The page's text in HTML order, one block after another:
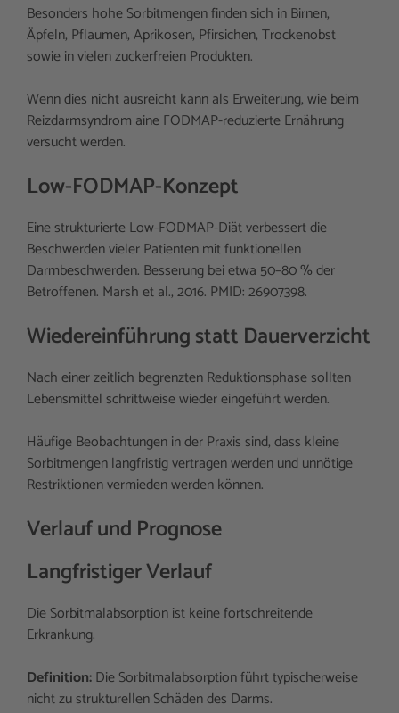
Besonders hohe Sorbitmengen finden sich in Birnen,
Äpfeln, Pflaumen, Aprikosen, Pfirsichen, Trockenobst
sowie in vielen zuckerfreien Produkten.
Wenn dies nicht ausreicht kann als Erweiterung, wie beim
Reizdarmsyndrom aine FODMAP-reduzierte Ernährung
versucht werden.
Low-FODMAP-Konzept
Eine strukturierte Low-FODMAP-Diät verbessert die
Beschwerden vieler Patienten mit funktionellen
Darmbeschwerden. Besserung bei etwa 50–80 % der
Betroffenen. Marsh et al., 2016. PMID: 26907398.
Wiedereinführung statt Dauerverzicht
Nach einer zeitlich begrenzten Reduktionsphase sollten
Lebensmittel schrittweise wieder eingeführt werden.
Häufige Beobachtungen in der Praxis sind, dass kleine
Sorbitmengen langfristig vertragen werden und unnötige
Restriktionen vermieden werden können.
Verlauf und Prognose
Langfristiger Verlauf
Die Sorbitmalabsorption ist keine fortschreitende
Erkrankung.
Definition:Die Sorbitmalabsorption führt typischerweise
nicht zu strukturellen Schäden des Darms.